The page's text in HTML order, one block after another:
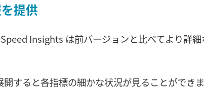
提供
Insights は前バージョンと比べてより詳
すると各指標の細かな状況が見ることができま